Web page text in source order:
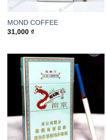
MOND COFFEE
31,000 ₫